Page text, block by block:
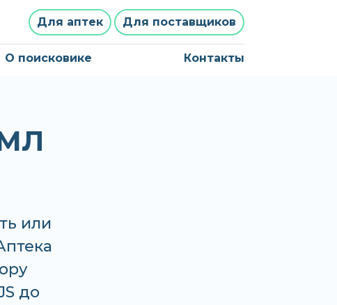
Для аптек Для поставщиков
О поисковике Контакты
или
до